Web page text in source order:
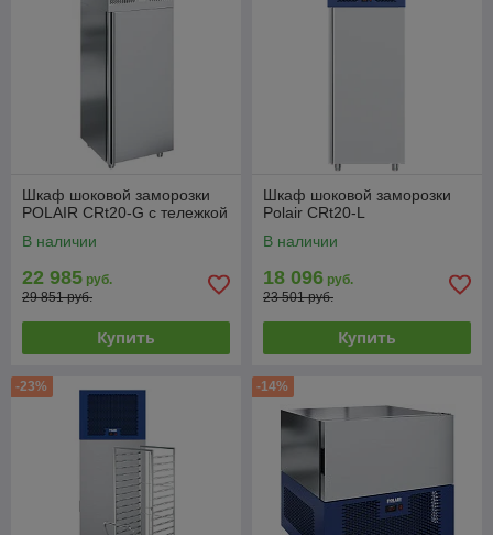
Шкаф шоковой заморозки
POLAIR CRt20-G c тележкой
В наличии
22 985 руб.
29 851 руб.
Купить
Шкаф шоковой заморозки
Polair CRt20-L
В наличии
18 096 руб.
23 501 руб.
Купить
-23% -14%